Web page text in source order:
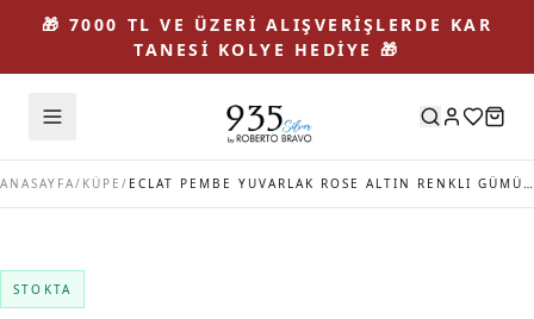
🎁 7000 TL VE ÜZERİ ALIŞVERİŞLERDE KAR
TANESİ KOLYE HEDİYE 🎁
ANASAYFA/ KÜPE / ECLAT PEMBE YUVARLAK ROSE ALTIN RENKLI GÜMÜŞ KÜPE
STOKTA